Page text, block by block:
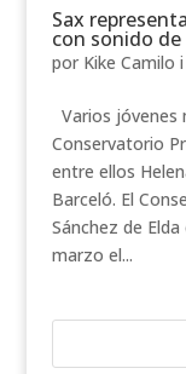
Sax
con sonido
por Kike Camilo
Varios jóvenes
Conservatorio
entre ellos
Barceló. El
Sánchez de
marzo el...